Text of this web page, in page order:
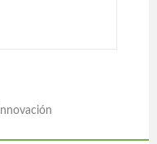
Innovación